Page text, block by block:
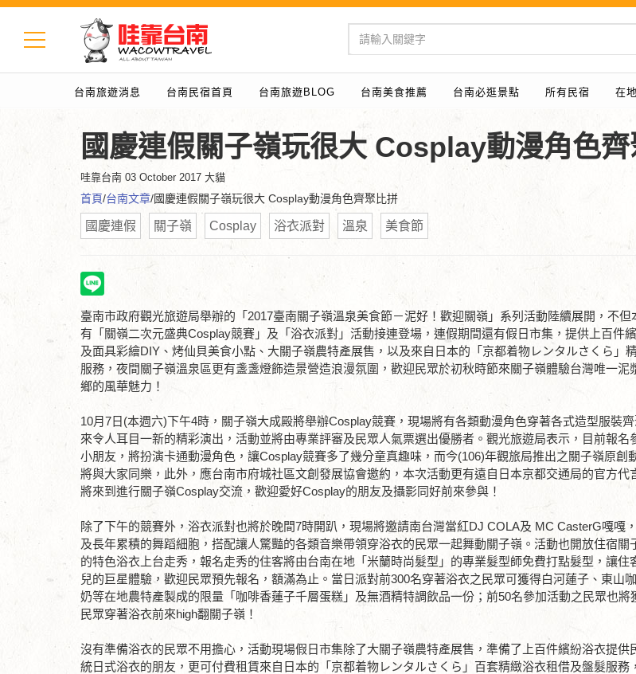
台南旅遊消息 台南民宿首頁 台南旅遊BLOG 台南美食推薦 台南必逛景點 所有民宿 在
國慶連假關子嶺玩很大 Cosplay動漫角色
哇靠台南 03 October 2017 大貓
首頁/台南文章/國慶連假關子嶺玩很大 Cosplay動漫角色齊聚比拼
國慶連假 關子嶺 Cosplay 浴衣派對 溫泉 美食節
臺南市政府觀光旅遊局舉辦的「2017臺南關子嶺溫泉美食節－泥好！歡迎關嶺」系列活動陸續展開，不
有「關嶺二次元盛典Cosplay競賽」及「浴衣派對」活動接連登場，連假期間還有假日市集，提供上百件
及面具彩繪DIY、烤仙貝美食小點、大關子嶺農特產展售，以及來自日本的「京都着物レンタルさくら」
服務，夜間關子嶺溫泉區更有盞盞燈飾造景營造浪漫氛圍，歡迎民眾於初秋時節來關子嶺體驗台灣唯一泥
鄉的風華魅力！
10月7日(本週六)下午4時，關子嶺大成殿將舉辦Cosplay競賽，現場將有各類動漫角色穿著各式造型服裝
來令人耳目一新的精彩演出，活動並將由專業評審及民眾人氣票選出優勝者。觀光旅遊局表示，目前報名
小朋友，將扮演卡通動漫角色，讓Cosplay競賽多了幾分童真趣味，而今(106)年觀旅局推出之關子嶺原創
將與大家同樂，此外，應台南市府城社區文創發展協會邀約，本次活動更有遠自日本京都交通局的官方代
將來到進行關子嶺Cosplay交流，歡迎愛好Cosplay的朋友及攝影同好前來參與！
除了下午的競賽外，浴衣派對也將於晚間7時開趴，現場將邀請南台灣當紅DJ COLA及 MC CasterG嘎嘎
及長年累積的舞蹈細胞，搭配讓人驚豔的各類音樂帶領穿浴衣的民眾一起舞動關子嶺。活動也開放住宿關
的特色浴衣上台走秀，報名走秀的住客將由台南在地「米蘭時尚髮型」的專業髮型師免費打點髮型，讓住
兒的巨星體驗，歡迎民眾預先報名，額滿為止。當日派對前300名穿著浴衣之民眾可獲得白河蓮子、東山
奶等在地農特產製成的限量「咖啡香蓮子千層蛋糕」及無酒精特調飲品一份；前50名參加活動之民眾也將
民眾穿著浴衣前來high翻關子嶺！
沒有準備浴衣的民眾不用擔心，活動現場假日市集除了大關子嶺農特產展售，準備了上百件繽紛浴衣提供
統日式浴衣的朋友，更可付費租賃來自日本的「京都着物レンタルさくら」百套精緻浴衣租借及盤髮服務